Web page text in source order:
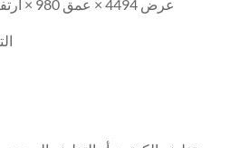
عرض 4494 × عمق 980 × ارتفاع 2080 (مم)